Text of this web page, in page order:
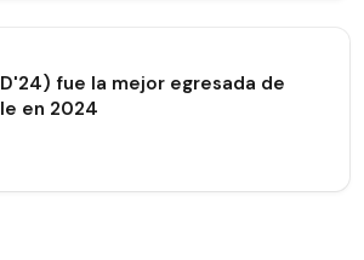
fue la mejor egresada de
en 2024